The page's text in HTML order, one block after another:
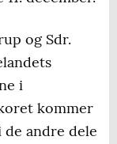
og Sdr.
i
kommer
andre dele